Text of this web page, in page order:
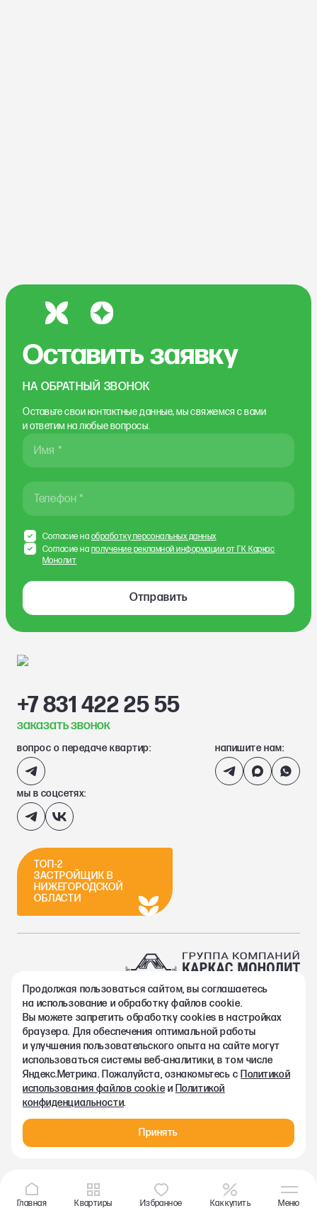
Оставить заявку
НА ОБРАТНЫЙ ЗВОНОК
Оставьте свои контактные данные, мы свяжемсяс вами
и ответим на любые вопросы.
Имя *
Телефон *
Отправить
Согласие на обработку персональных данных
Согласие на получение рекламной информации от ГК Каркас
Монолит
+7 831 422 25 55
заказать звонок
вопрос о передаче квартир: напишите нам:
мы в соцсетях:
ТОП-2
ЗАСТРОЙЩИК В
НИЖЕГОРОДСКОЙ
ОБЛАСТИ
2002-2026. Группа компаний Каркас Монолит
Политика конфиденциальности
Правовая информация
Согласие на обработку персональных данных
Согласие на получение рекламно-информационных материалов
Любая информация, представленная на данном сайте, носит
исключительно информационный характер и ни при каких
условиях не является публичной офертой, определяемой
Главная Квартиры Избранное Как купить Меню
Продолжая пользоваться сайтом, вы соглашаетесь
на использование и обработку файлов cookie.
Вы можете запретить обработку сookies в настройках
браузера. Для обеспечения оптимальной работы
и улучшения пользовательского опыта на сайте могут
использоваться системы веб-аналитики, в том числе
Яндекс.Метрика. Пожалуйста, ознакомьтесь с Политикой
использования файлов cookieи Политикой
конфиденциальности.
Принять